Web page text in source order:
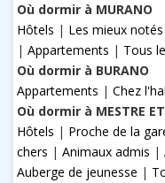
Où dormir à MURANO
Hôtels | Les mieux notés
| Appartements | Tous
Où dormir à BURANO
Appartements | Chez
Où dormir à MESTRE
Hôtels | Proche de la
chers | Animaux admis |
Auberge de jeunesse |